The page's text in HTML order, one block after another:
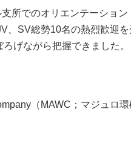
所でのオリエンテーション
、SV総勢10名の熱烈歓迎
げながら把握できました
（MAWC；マジュロ